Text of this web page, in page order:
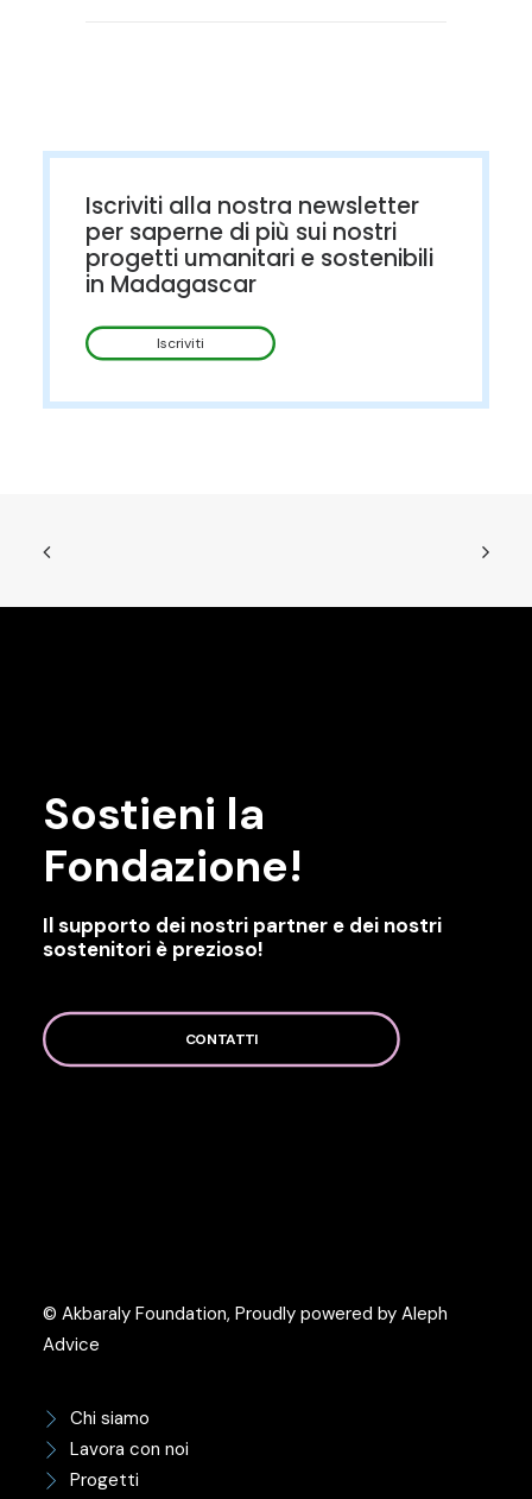
Iscriviti alla nostra newsletter
per saperne di più sui nostri
progetti umanitari e sostenibili
in Madagascar
Iscriviti
Sostieni la
Fondazione!
Il supporto dei nostri partner e dei nostri
sostenitori è prezioso!
CONTATTI
© Akbaraly Foundation, Proudly powered by Aleph
Advice
Chi siamo
Lavora con noi
Progetti